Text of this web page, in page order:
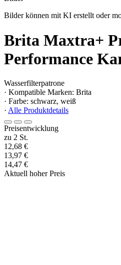
Bilder können mit KI erstellt oder
Brita Maxtra+
Performance
Wasserfilterpatrone
· Kompatible Marken: Brita
· Farbe: schwarz, weiß
· Alle Produktdetails
Preisentwicklung
zu 2 St.
12,68 €
13,97 €
14,47 €
Aktuell hoher Preis